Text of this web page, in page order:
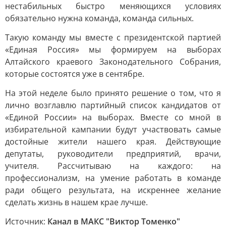
нестабильных быстро меняющихся условиях
обязательно нужна команда, команда сильных.
Такую команду мы вместе с президентской партией
«Единая Россия» мы формируем на выборах
Алтайского краевого Законодательного Собрания,
которые состоятся уже в сентябре.
На этой неделе было принято решение о том, что я
лично возглавлю партийный список кандидатов от
«Единой России» на выборах. Вместе со мной в
избирательной кампании будут участвовать самые
достойные жители нашего края. Действующие
депутаты, руководители предприятий, врачи,
учителя. Рассчитываю на каждого: на
профессионализм, на умение работать в команде
ради общего результата, на искреннее желание
сделать жизнь в нашем крае лучше.
Источник: Канал в МАКС "Виктор Томенко"